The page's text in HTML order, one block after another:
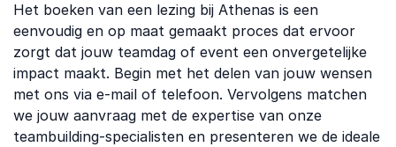
Het boeken van een lezing bij Athenas is een
eenvoudig en op maat gemaakt proces dat ervoor
zorgt dat jouw teamdag of event een onvergetelijke
impact maakt. Begin met het delen van jouw wensen
met ons via e-mail of telefoon. Vervolgens matchen
we jouw aanvraag met de expertise van onze
teambuilding-specialisten en presenteren we de ideale